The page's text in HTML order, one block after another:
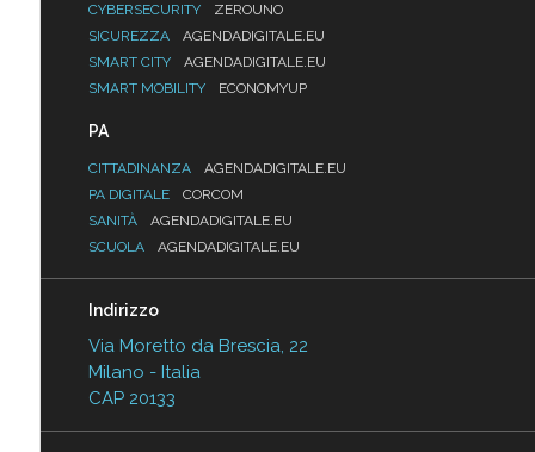
CYBERSECURITY
ZEROUNO
SICUREZZA
AGENDADIGITALE.EU
SMART CITY
AGENDADIGITALE.EU
SMART MOBILITY
ECONOMYUP
PA
CITTADINANZA
AGENDADIGITALE.EU
PA DIGITALE
CORCOM
SANITÀ
AGENDADIGITALE.EU
SCUOLA
AGENDADIGITALE.EU
Indirizzo
Via Moretto da Brescia, 22
Milano - Italia
CAP 20133